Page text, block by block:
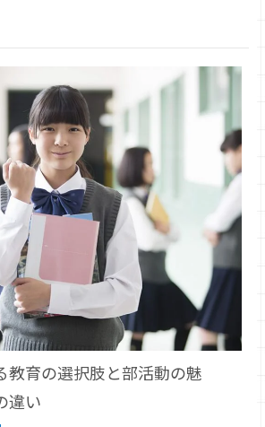
教育の選択肢と部活動の魅
違い